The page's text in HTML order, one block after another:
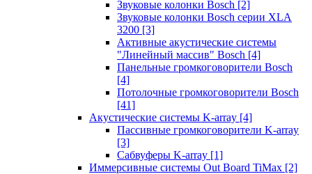
Звуковые колонки Bosch [2]
Звуковые колонки Bosch серии XLA
3200 [3]
Активные акустические системы
"Линейный массив" Bosch [4]
Панельные громкоговорители Bosch
[4]
Потолочные громкоговорители Bosch
[41]
Акустические системы K-array [4]
Пассивные громкоговорители K-array
[3]
Сабвуферы K-array [1]
Иммерсивные системы Out Board TiMax [2]